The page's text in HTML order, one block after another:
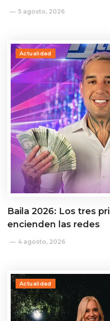
5 agosto, 2026
Actualidad
Baila 2026: Los tres
encienden las redes
4 agosto, 2026
Actualidad